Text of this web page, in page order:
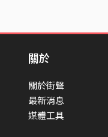
關於
關於街聲
最新消息
媒體工具